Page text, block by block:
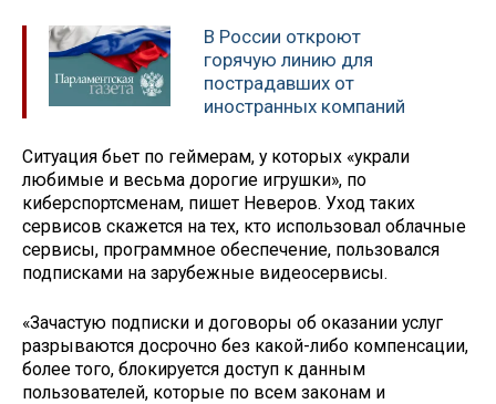
В России откроют
горячую линию для
пострадавших от
иностранных компаний
Ситуация бьет по геймерам, у которых «украли
любимые и весьма дорогие игрушки», по
киберспортсменам, пишет Неверов. Уход таких
сервисов скажется на тех, кто использовал облачные
сервисы, программное обеспечение, пользовался
подписками на зарубежные видеосервисы.
«Зачастую подписки и договоры об оказании услуг
разрываются досрочно без какой-либо компенсации,
более того, блокируется доступ к данным
пользователей, которые по всем законам и